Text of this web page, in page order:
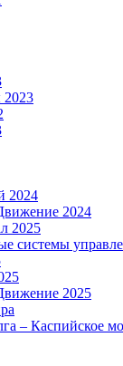
2024
2024
2025
системы
2025
– Каспийское